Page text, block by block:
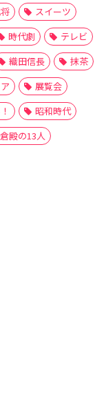
スイーツ
時代劇
テレビ
織田信長
抹茶
展覧会
昭和時代
殿の13人